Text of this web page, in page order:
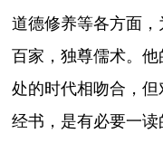
道德修养等各方面
百家，独尊儒术。
处的时代相吻合，
经书，是有必要一读